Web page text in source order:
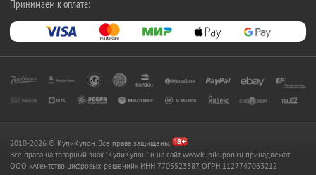
Принимаем к оплате:
2010-2026 © КупиКупон. Все права защищены.
Все права на товарный знак "КупиКупон" и на сайт www.kupikupon.ru принадлежат
OOO «Агентство цифровых решений» ИНН 7705523387, ОГРН 1127747063212